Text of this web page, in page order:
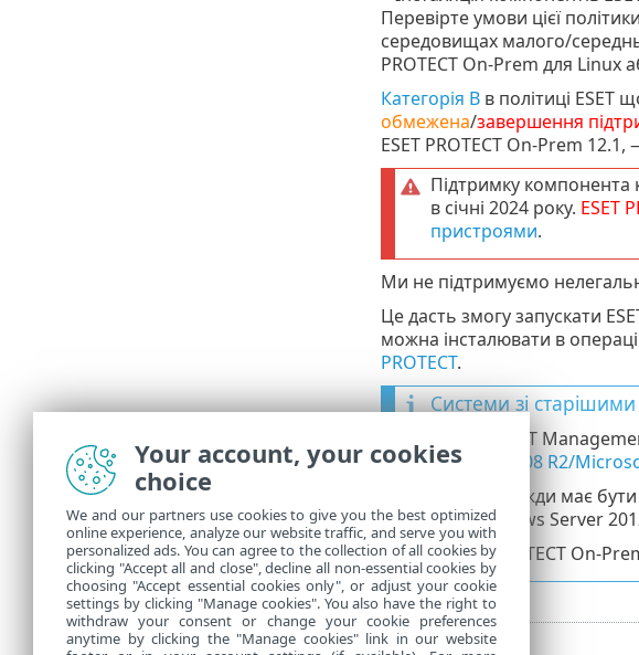
Перевірте умови цієї
середовищах малого/
PROTECT On-Prem для Linux
Категорія Bв політиці ESET
обмежена/завершення
ESET PROTECT On-Prem 12.1,
Підтримку компонента
в січні 2024 року. ESET
пристроями.
Ми не підтримуємо
Це дасть змогу запускати
можна інсталювати в
PROTECT.
Системи зі
Агент ESET
Server 2008 R2/
У вас завжди має
як Windows Server
• ESET PROTECT On-
Your account, your cookies
choice
We and our partners use cookies to give you the best optimized
online experience, analyze our website traffic, and serve you with
personalized ads. You can agree to the collection of all cookies by
clicking "Accept all and close", decline all non-essential cookies by
choosing "Accept essential cookies only", or adjust your cookie
settings by clicking "Manage cookies". You also have the right to
withdraw your consent or change your cookie preferences
anytime by clicking the "Manage cookies" link in our website